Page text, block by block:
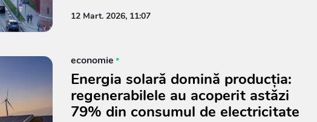
12 Mart. 2026, 11:07
economie
Energia solară domină producția:
regenerabilele au acoperit astăzi
79% din consumul de electricitate